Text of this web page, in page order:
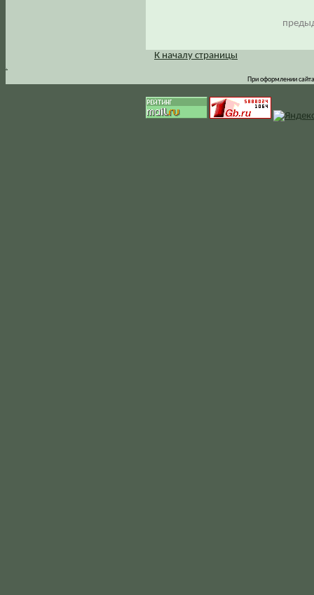
.
К началу страницы
При оформлении